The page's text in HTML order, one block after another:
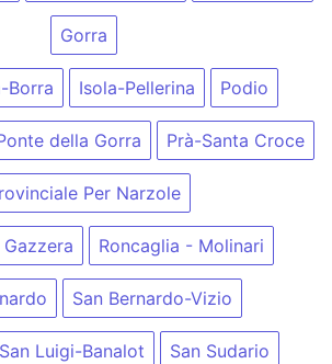
Gorra
Borra Isola-Pellerina Podio
della Gorra Prà-Santa Croce
Per Narzole
Roncaglia - Molinari
San Bernardo-Vizio
San Luigi-Banalot San Sudario